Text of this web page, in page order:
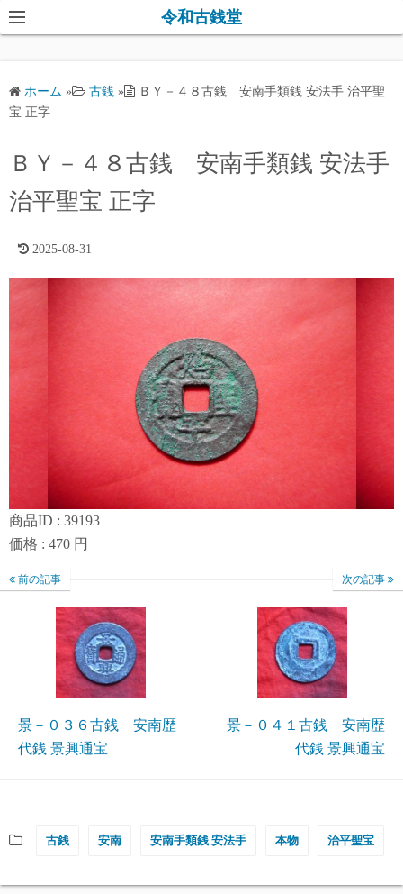
コ
ン
ツ
ッ
令和古銭堂
ホーム » 古銭 »
ＢＹ－４８古銭 安南手類銭 安法手 治平聖
宝 正字
ＢＹ－４８古銭 安南手類銭 安法手
治平聖宝 正字
2025-08-31
商品ID : 39193
価格 : 470 円
前の記事
景－０３６古銭 安南歴
代銭 景興通宝
次の記事
景－０４１古銭 安南歴
代銭 景興通宝
古銭 安南 安南手類銭 安法手 本物 治平聖宝